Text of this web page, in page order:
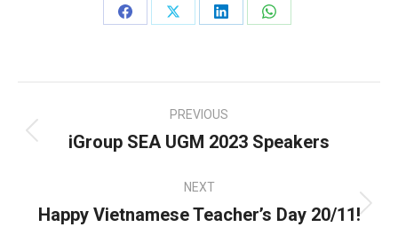
Share
Share
Share
Share
navigation
PREVIOUS
Previous
iGroup SEA UGM 2023 Speakers
NEXT
Next
Happy Vietnamese Teacher’s Day 20/11!